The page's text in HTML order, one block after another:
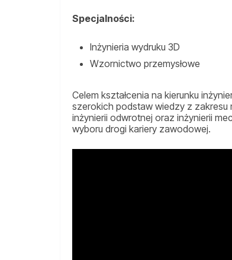
Specjalności:
Inżynieria wydruku 3D
Wzornictwo przemysłowe
Celem kształcenia na kierunku
szerokich podstaw wiedzy z
inżynierii odwrotnej oraz inżynierii
wyboru drogi kariery zawodowej.